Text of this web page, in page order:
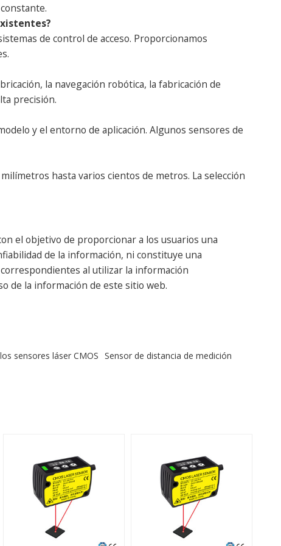
de control de acceso. Proporcionamos
la navegación robótica, la fabricación de
precisión.
y el entorno de aplicación. Algunos sensores de
hasta varios cientos de metros. La selección
el objetivo de proporcionar a los usuarios una
de la información, ni constituye una
al utilizar la información
de la información de este sitio web.
sensores láser CMOS Sensor de distancia de medición